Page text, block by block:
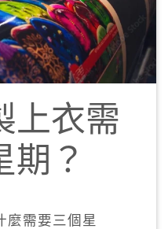
上衣需
期？
麼需要三個星